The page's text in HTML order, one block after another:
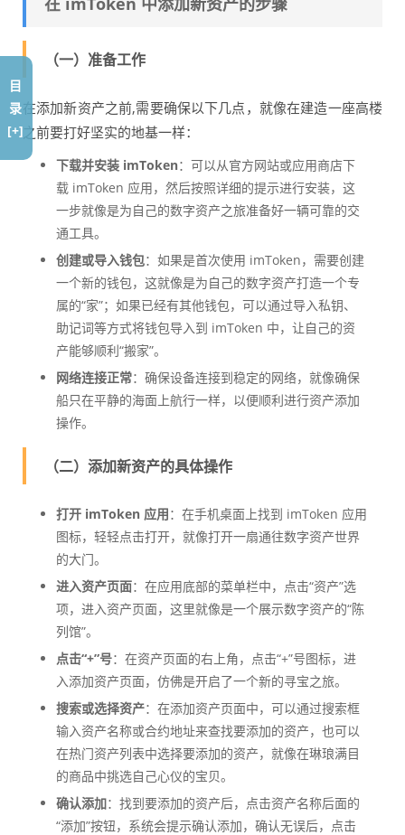
（一）准备工作
在添加新资产之前,需要确保以下几点，就像在建造一座高楼
之前要打好坚实的地基一样：
下载并安装 imToken：可以从官方网站或应用商店下
载 imToken 应用，然后按照详细的提示进行安装，这
一步就像是为自己的数字资产之旅准备好一辆可靠的交
通工具。
创建或导入钱包：如果是首次使用 imToken，需要创建
一个新的钱包，这就像是为自己的数字资产打造一个专
属的“家”；如果已经有其他钱包，可以通过导入私钥、
助记词等方式将钱包导入到 imToken 中，让自己的资
产能够顺利“搬家”。
网络连接正常：确保设备连接到稳定的网络，就像确保
船只在平静的海面上航行一样，以便顺利进行资产添加
操作。
（二）添加新资产的具体操作
打开 imToken 应用：在手机桌面上找到 imToken 应用
图标，轻轻点击打开，就像打开一扇通往数字资产世界
的大门。
进入资产页面：在应用底部的菜单栏中，点击“资产”选
项，进入资产页面，这里就像是一个展示数字资产的“陈
列馆”。
点击“+”号：在资产页面的右上角，点击“+”号图标，进
入添加资产页面，仿佛是开启了一个新的寻宝之旅。
搜索或选择资产：在添加资产页面中，可以通过搜索框
输入资产名称或合约地址来查找要添加的资产，也可以
在热门资产列表中选择要添加的资产，就像在琳琅满目
的商品中挑选自己心仪的宝贝。
确认添加：找到要添加的资产后，点击资产名称后面的
“添加”按钮，系统会提示确认添加，确认无误后，点击
目
录
[+]